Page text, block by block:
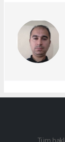
Tüm